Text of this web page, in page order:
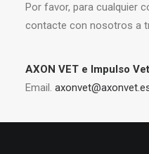
Por favor, para cualquier
contacte con nosotros a
AXON VET e Impulso Vet
Email.